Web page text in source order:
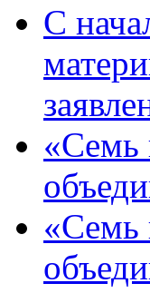
С
«Семь
«Семь